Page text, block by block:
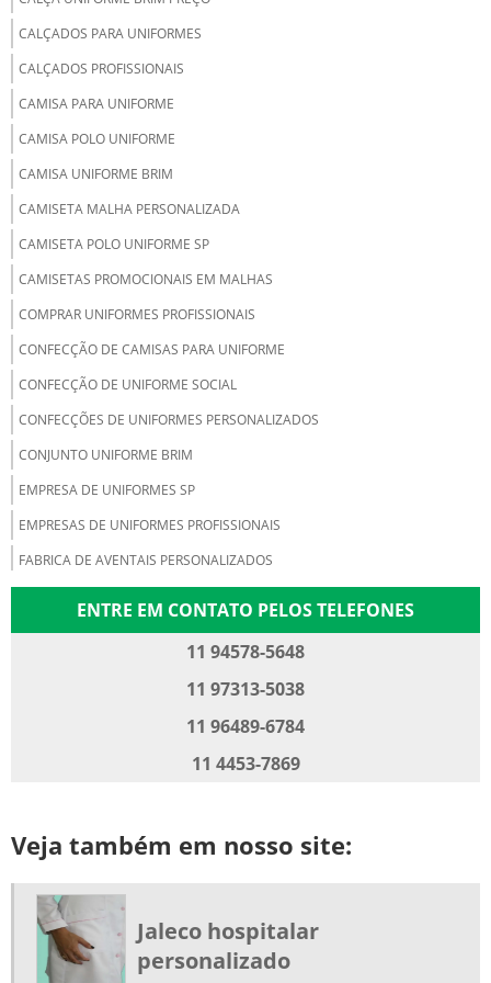
CALÇADOS PARA UNIFORMES
CALÇADOS PROFISSIONAIS
CAMISA PARA UNIFORME
CAMISA POLO UNIFORME
CAMISA UNIFORME BRIM
CAMISETA MALHA PERSONALIZADA
CAMISETA POLO UNIFORME SP
CAMISETAS PROMOCIONAIS EM MALHAS
COMPRAR UNIFORMES PROFISSIONAIS
CONFECÇÃO DE CAMISAS PARA UNIFORME
CONFECÇÃO DE UNIFORME SOCIAL
CONFECÇÕES DE UNIFORMES PERSONALIZADOS
CONJUNTO UNIFORME BRIM
EMPRESA DE UNIFORMES SP
EMPRESAS DE UNIFORMES PROFISSIONAIS
FABRICA DE AVENTAIS PERSONALIZADOS
FABRICA DE UNIFORMES PROFISSIONAIS
JALECO PROFISSIONAL BRIM PREÇO
JAQUETA BRIM UNIFORME
ONDE COMPRAR UNIFORMES PROFISSIONAIS
UNIFORME ANTICHAMA
ENTRE EM CONTATO PELOS TELEFONES
11 94578-5648
11 97313-5038
11 96489-6784
11 4453-7869
Veja também em nosso site:
Jaleco hospitalar
personalizado